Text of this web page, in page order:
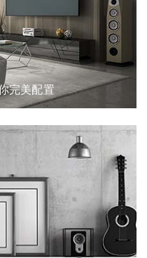
響只需5方法讓你完美配置